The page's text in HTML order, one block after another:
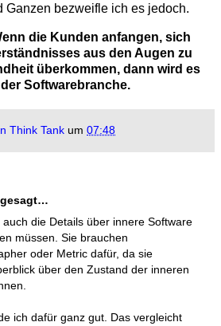
Ganzen bezweifle ich es jedoch.
die Kunden anfangen, sich
aus den Augen zu
überkommen, dann wird es
Softwarebranche.
Think Tank um 07:48
auch die Details über innere Software
müssen. Sie brauchen
oder Metric dafür, da sie
über den Zustand der inneren
ich dafür ganz gut. Das vergleicht